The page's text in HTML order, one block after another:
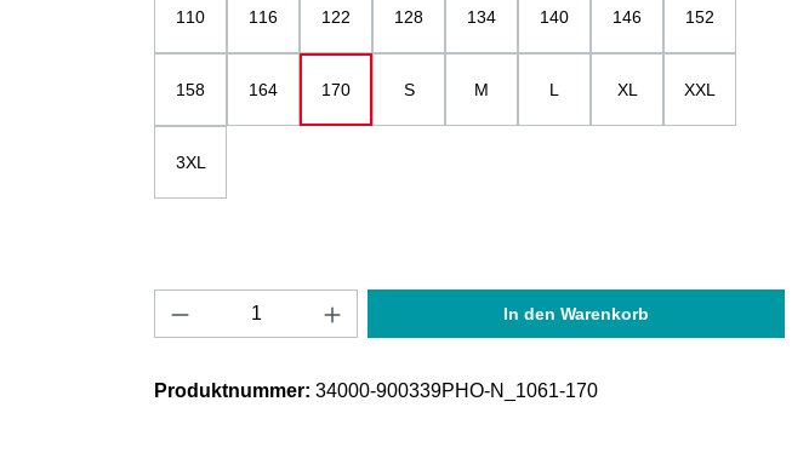
110 116 122 128 134 140 146 152
158 164 170 S M L XL XXL
3XL
Produkt Anzahl: Gib den gewünschten Wert ein
In den Warenkorb
Produktnummer: 34000-900339PHO-N_1061-170